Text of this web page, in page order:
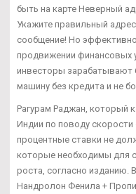
быть на карте Неверный
Укажите правильный
сообщение! Но
продвижении финансовых
инвесторы зарабатывают
машину без кредита и не
Рагурам Раджан, который
Индии по поводу скорости
процентные ставки не
которые необходимы для
роста, согласно изданию.
Нандролон Фенила +